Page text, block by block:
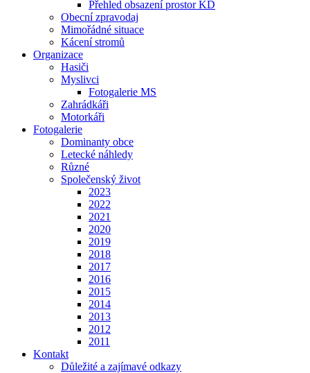
Přehled obsazení prostor KD
Obecní zpravodaj
Mimořádné situace
Kácení stromů
Organizace
Hasiči
Myslivci
Fotogalerie MS
Zahrádkáři
Motorkáři
Fotogalerie
Dominanty obce
Letecké náhledy
Různé
Společenský život
2023
2022
2021
2020
2019
2018
2017
2016
2015
2014
2013
2012
2011
Kontakt
Důležité a zajímavé odkazy